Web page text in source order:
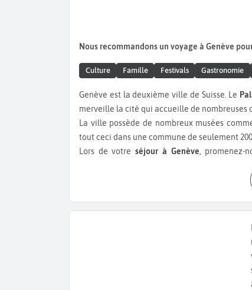
Nous recommandons un voyage à Genève
Culture Famille Festivals Gastronomie
Genève est la deuxième ville de Suisse. Le
merveille la cité qui accueille de nombreuses
La ville possède de nombreux musées
tout ceci dans une commune de seulement
Lors de votreséjour à Genève, promenez-
culminant à 140 mètres au-dessus de la
et arrêtez-
gourmands, ne quittez pas la Suisse sans
plat à base de saucisse au goût anisé et
Genève c’est aussi une ville festive
.